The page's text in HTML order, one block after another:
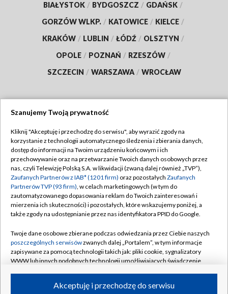
BIAŁYSTOK / BYDGOSZCZ / GDAŃSK /
GORZÓW WLKP. / KATOWICE / KIELCE /
KRAKÓW / LUBLIN / ŁÓDŹ / OLSZTYN /
OPOLE / POZNAŃ / RZESZÓW /
SZCZECIN / WARSZAWA / WROCŁAW
TVP
Abonament TVP
Emisja w TVP
Centrum informacji TVP
Naziemna Telewizja Cyfrowa
Rada Programowa
System NOS
Informacje o nadawcy
Program dla prasy
Regulamin TVP
Polityka prywatności
Moje zgody
Pomoc
Kontakt
Kanały
Szanujemy Twoją prywatność
Kliknij "Akceptuję i przechodzę do serwisu", aby wyrazić zgody na
korzystanie z technologii automatycznego śledzenia i zbierania danych,
dostęp do informacji na Twoim urządzeniu końcowym i ich
przechowywanie oraz na przetwarzanie Twoich danych osobowych przez
nas, czyli Telewizję Polską S.A. w likwidacji (zwaną dalej również „TVP”),
Zaufanych Partnerów z IAB* (1201 firm) oraz pozostałych Zaufanych
Partnerów TVP (93 firm), w celach marketingowych (w tym do
zautomatyzowanego dopasowania reklam do Twoich zainteresowań i
mierzenia ich skuteczności) i pozostałych, które wskazujemy poniżej, a
także zgody na udostępnianie przez nas identyfikatora PPID do Google.
Twoje dane osobowe zbierane podczas odwiedzania przez Ciebie naszych
poszczególnych serwisówzwanych dalej „Portalem”, w tym informacje
zapisywane za pomocą technologii takich jak: pliki cookie, sygnalizatory
WWW lub innych podobnych technologii umożliwiających świadczenie
ruchu w Internecie.Akceptuję i przechodzę do serwisu